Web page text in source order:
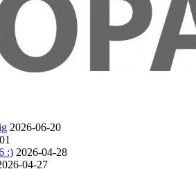
2026-06-20
:) 2026-04-28
04-27